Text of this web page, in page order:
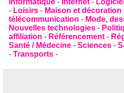
Informatique - Internet -
- Loisirs - Maison et décoration
télécommunication - Mode,
Nouvelles technologies -
affiliation - Référencement -
Santé / Médecine - Sciences -
- Transports -